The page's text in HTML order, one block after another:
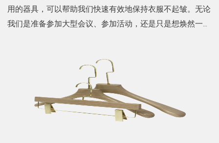
用的器具，可以帮助我们快速有效地保持衣服不起皱。无论
我们是准备参加大型会议、参加活动，还是只是想焕然一新